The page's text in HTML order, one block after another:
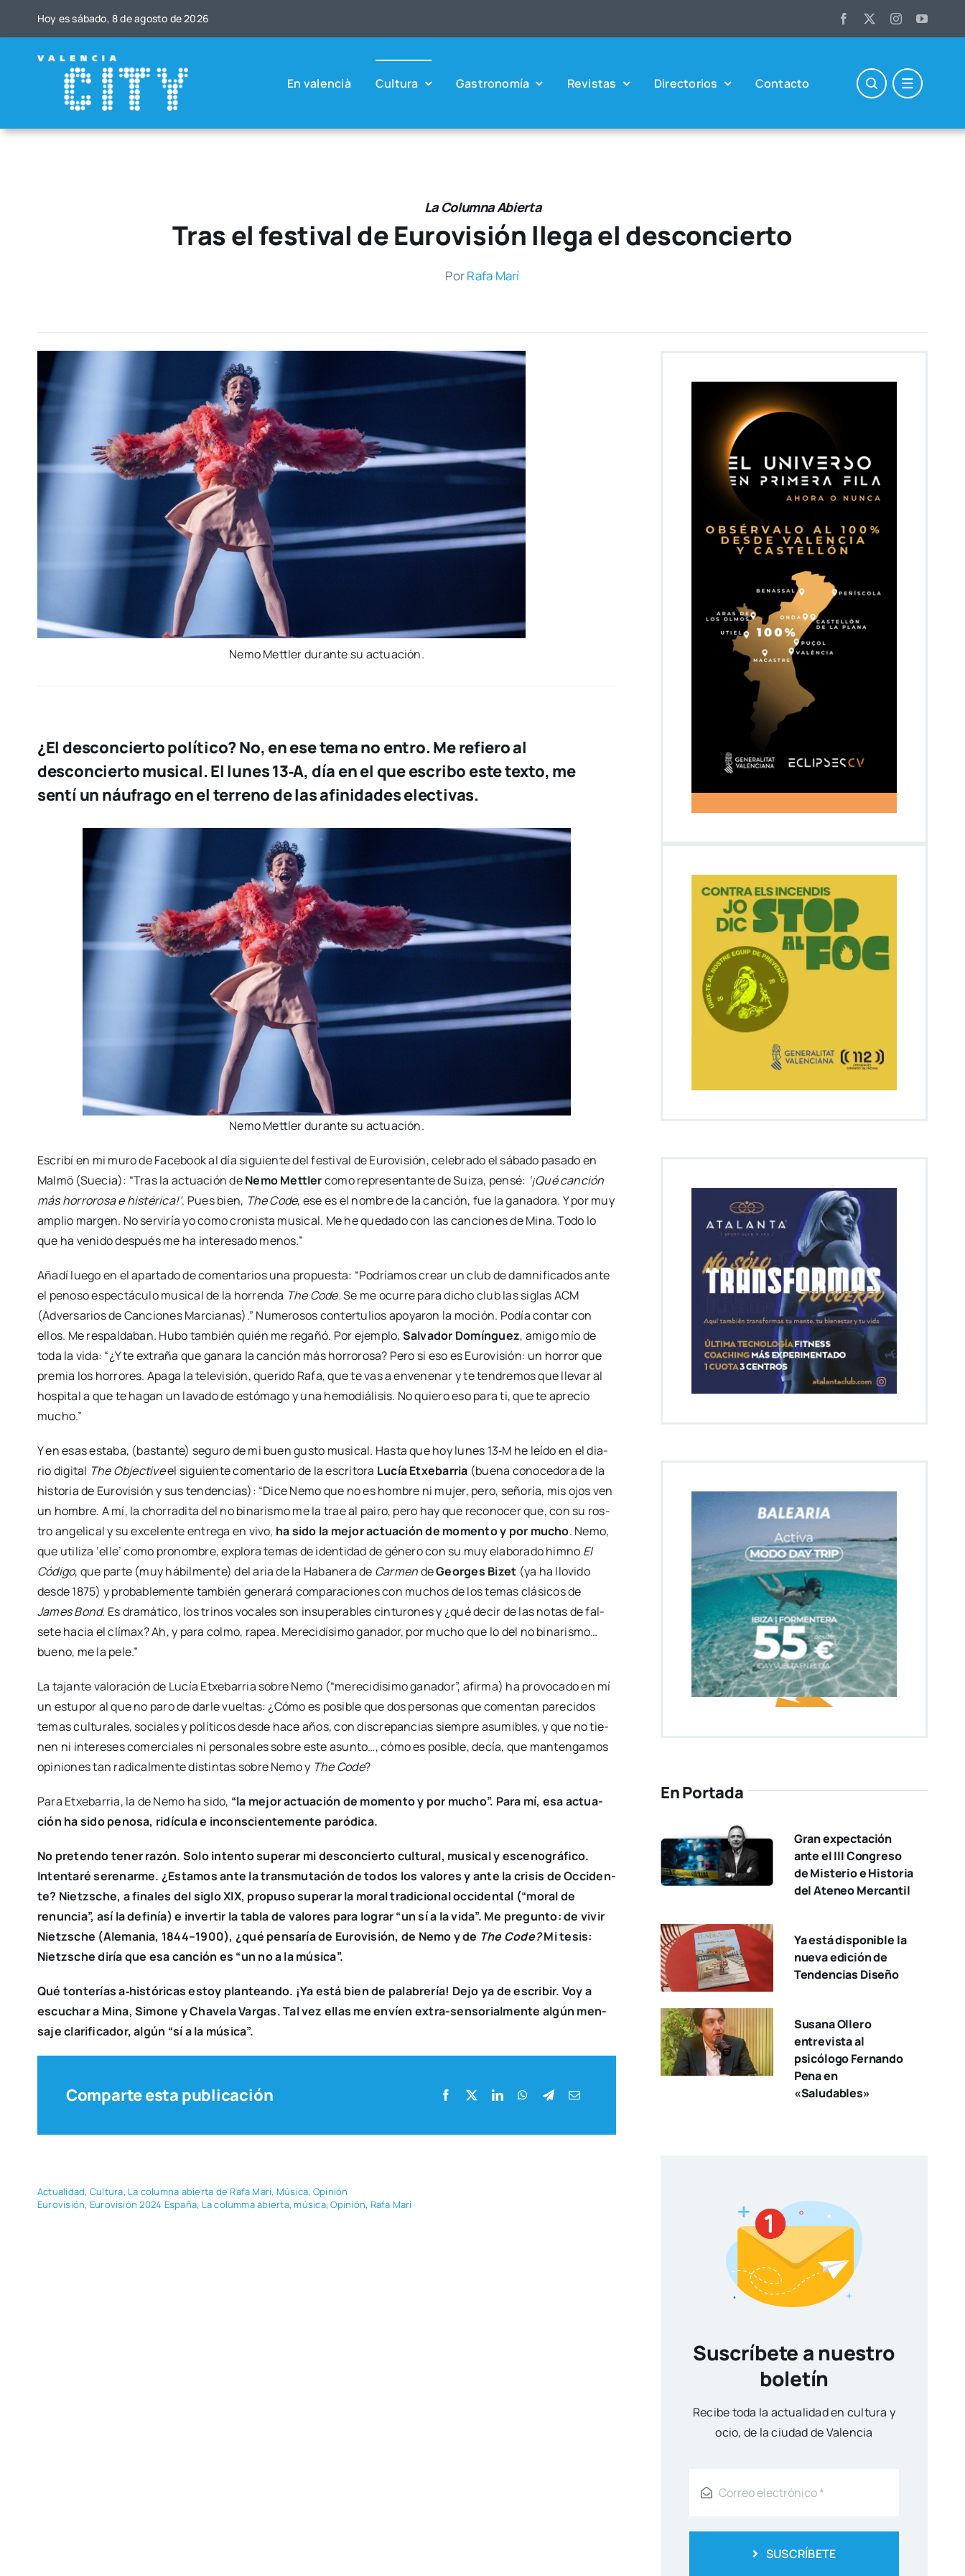
Hoy es sába­do, 8 de agos­to de 2026
En valen­cià Cul­tu­ra Gas­tro­no­mía Revis­tas Direc­to­rios Con­tac­to
La Columna Abierta
Tras el festival de Eurovisión llega el desconcierto
PorRafa Marí
Nemo Mettler duran­te su actua­ción.
¿El desconcierto político? No, en ese tema no entro. Me refiero al
desconcierto musical. El lunes 13‑A, día en el que escribo este texto, me
sentí un náufrago en el terreno de las afinidades electivas.
Nemo Mettler duran­te su actua­ción.
Escri­bí en mi muro de Face­book al día siguien­te del fes­ti­val de Euro­vi­sión, cele­bra­do el sába­do pasa­do en
Mal­mö (Sue­cia): “Tras la actua­ción deNemo Mettlercomo repre­sen­tan­te de Sui­za, pen­sé: ‘¡Qué can­ción
más horro­ro­sa e his­té­ri­ca!’. Pues bien, The Code, ese es el nom­bre de la can­ción, fue la gana­do­ra. Y por muy
amplio mar­gen. No ser­vi­ría yo como cro­nis­ta musi­cal. Me he que­da­do con las can­cio­nes de Mina. Todo lo
que ha veni­do des­pués me ha intere­sa­do menos.”
Aña­dí lue­go en el apar­ta­do de comen­ta­rios una pro­pues­ta: “Podría­mos crear un club de dam­ni­fi­ca­dos ante
el peno­so espec­tácu­lo musi­cal de la horren­da The Code.Se me ocu­rre para dicho club las siglas ACM
(Adver­sa­rios de Can­cio­nes Mar­cia­nas).” Nume­ro­sos con­ter­tu­lios apo­ya­ron la moción. Podía con­tar con
ellos. Me res­pal­da­ban. Hubo tam­bién quién me rega­ñó. Por ejem­plo, Sal­va­dor Domín­guez, ami­go mío de
toda la vida: “¿Y te extra­ña que gana­ra la can­ción más horro­ro­sa? Pero si eso es Euro­vi­sión: un horror que
pre­mia los horro­res. Apa­ga la tele­vi­sión, que­ri­do Rafa, que te vas a enve­ne­nar y te ten­dre­mos que lle­var al
hos­pi­tal a que te hagan un lava­do de estó­ma­go y una hemo­diá­li­sis. No quie­ro eso para ti, que te apre­cio
mucho.”
Y en esas esta­ba, (bas­tan­te) segu­ro de mi buen gus­to musi­cal. Has­ta que hoy lunes 13‑M he leí­do en el dia­
rio digi­tal The Objec­ti­veel siguien­te comen­ta­rio de la escri­to­ra Lucía Etxe­ba­rria (bue­na cono­ce­do­ra de la
his­to­ria de Euro­vi­sión y sus ten­den­cias): “Dice Nemo que no es hom­bre ni mujer, pero, seño­ría, mis ojos ven
un hom­bre. A mí, la cho­rra­di­ta del no bina­ris­mo me la trae al pai­ro, pero hay que reco­no­cer que, con su ros­
tro ange­li­cal y su exce­len­te entre­ga en vivo, ha sido la mejor actua­ción de momen­to y por mucho. Nemo,
que uti­li­za ‘elle’ como pro­nom­bre, explo­ra temas de iden­ti­dad de géne­ro con su muy ela­bo­ra­do himno El
Códi­go, que par­te (muy hábil­men­te) del aria de la Haba­ne­ra de Car­mendeGeor­ges Bizet (ya ha llo­vi­do
des­de 1875) y pro­ba­ble­men­te tam­bién gene­ra­rá com­pa­ra­cio­nes con muchos de los temas clá­si­cos de
James Bond. Es dra­má­ti­co, los tri­nos voca­les son insu­pe­ra­bles cin­tu­ro­nes y ¿qué decir de las notas de fal­
se­te hacia el clí­max? Ah, y para col­mo, rapea. Mere­ci­dí­si­mo gana­dor, por mucho que lo del no bina­ris­mo…
bueno, me la pele.”
La tajan­te valo­ra­ción de Lucía Etxe­ba­rria sobre Nemo (“mere­ci­dí­si­mo gana­dor”, afir­ma) ha pro­vo­ca­do en mí
un estu­por al que no paro de dar­le vuel­tas: ¿Cómo es posi­ble que dos per­so­nas que comen­tan pare­ci­dos
temas cul­tu­ra­les, socia­les y polí­ti­cos des­de hace años, con dis­cre­pan­cias siem­pre asu­mi­bles, y que no tie­
nen ni intere­ses comer­cia­les ni per­so­na­les sobre este asun­to…, cómo es posi­ble, decía, que man­ten­ga­mos
opi­nio­nes tan radi­cal­men­te dis­tin­tas sobre Nemo y The Code?
Para Etxe­ba­rria, la de Nemo ha sido, “la mejor actua­ción de momen­to y por mucho”. Para mí, esa actua­
ción ha sido peno­sa, ridí­cu­la e incons­cien­te­men­te paró­di­ca.
No pre­ten­do tener razón. Solo inten­to supe­rar mi des­con­cier­to cul­tu­ral, musi­cal y esce­no­grá­fi­co.
Inten­ta­ré sere­nar­me. ¿Esta­mos ante la trans­mu­ta­ción de todos los valo­res y ante la cri­sis de Occi­den­
te? Nietz­sche, a fina­les del siglo XIX, pro­pu­so supe­rar la moral tra­di­cio­nal occi­den­tal (“moral de
renun­cia”, así la defi­nía) e inver­tir la tabla de valo­res para lograr “un sí a la vida”. Me pre­gun­to: de vivir
Nietz­sche (Ale­ma­nia, 1844–1900), ¿qué pen­sa­ría de Euro­vi­sión, de Nemo y de The Code?Mi tesis:
Nietz­sche diría que esa can­ción es “un no a la músi­ca”.
Qué ton­te­rías a‑históricas estoy plan­tean­do. ¡Ya está bien de pala­bre­ría! Dejo ya de escri­bir. Voy a
escu­char a Mina, Simo­ne yCha­ve­la Var­gas. Tal vez ellas me envíen extra-sen­­so­­ria­l­­me­n­­te algún men­
sa­je cla­ri­fi­ca­dor, algún “sí a la músi­ca”.
Comparte esta publicación
Actua­li­dad, Cul­tu­ra, La colum­na abier­ta de Rafa Marí, Músi­ca, Opi­nión
Euro­vi­sión, Euro­vi­sión 2024 Espa­ña, La colum­ma abier­ta, músi­ca,Opi­nión, Rafa Marí
En Portada
Gran expectación
ante el III Congreso
de Misterio e Historia
del Ateneo Mercantil
Ya está disponible la
nueva edición de
Tendencias Diseño
Susana Ollero
entrevista al
psicólogo Fernando
Pena en
«Saludables»
Suscríbete a nuestro
boletín
Reci­be toda la actua­li­dad en cul­tu­ra y
ocio, de la ciu­dad de Valen­cia
SUSCRÍBETE